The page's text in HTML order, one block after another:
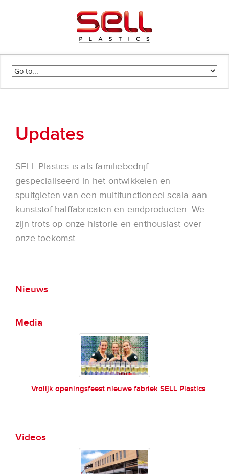
Updates
SELL Plastics is als familiebedrijf
gespecialiseerd in het ontwikkelen en
spuitgieten van een multifunctioneel scala aan
kunststof halffabricaten en eindproducten. We
zijn trots op onze historie en enthousiast over
onze toekomst.
Nieuws
Media
Vrolijk openingsfeest nieuwe fabriek SELL Plastics
Videos